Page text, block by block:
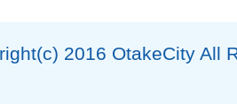
2016 OtakeCity All